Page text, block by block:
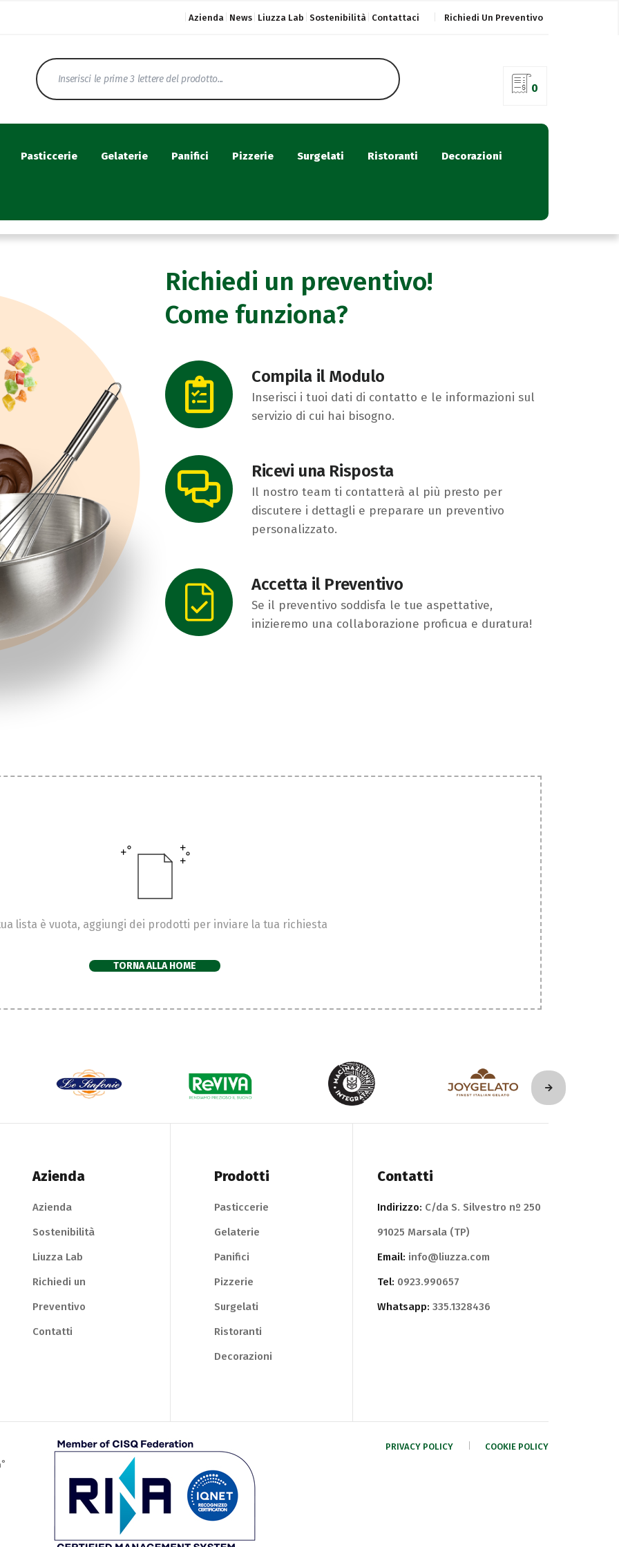
Azienda News Liuzza Lab Sostenibilità Contattaci Richiedi Un Preventivo
0
Pasticcerie Gelaterie Panifici Pizzerie Surgelati Ristoranti Decorazioni
Richiedi un preventivo!
Come funziona?
Compila il Modulo
Inserisci i tuoi dati di contatto e le informazioni sul
servizio di cui hai bisogno.
Ricevi una Risposta
Il nostro team ti contatterà al più presto per
discutere i dettagli e preparare un preventivo
personalizzato.
Accetta il Preventivo
Se il preventivo soddisfa le tue aspettative,
inizieremo una collaborazione proficua e duratura!
lista è vuota, aggiungi dei prodotti per inviare la tua richiesta
TORNA ALLA HOME
Azienda
Azienda
Sostenibilità
Liuzza Lab
Richiedi un
Preventivo
Contatti
Prodotti
Pasticcerie
Gelaterie
Panifici
Pizzerie
Surgelati
Ristoranti
Decorazioni
Contatti
Indirizzo: C/da S. Silvestro nº 250
91025 Marsala (TP)
Email: info@liuzza.com
Tel: 0923.990657
Whatsapp: 335.1328436
PRIVACY POLICY COOKIE POLICY